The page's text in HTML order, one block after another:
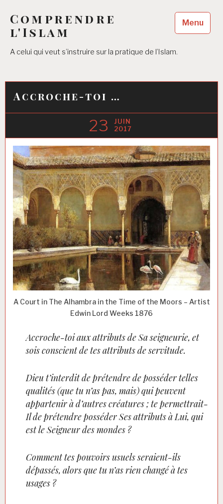
contenu
principal
Comprendre
l'Islam
A celui qui veut s’instruire sur la pratique de l’Islam.
Menu
Accroche-toi …
23
JUIN
2017
A Court in The Alhambra in the Time of the Moors – Artist
Edwin Lord Weeks 1876
Accroche-toi aux attributs de Sa seigneurie, et
sois conscient de tes attributs de servitude.
Dieu t’interdit de prétendre de posséder telles
qualités (que tu n’as pas, mais) qui peuvent
appartenir à d’autres créatures ; te permettrait-
Il de prétendre posséder Ses attributs à Lui, qui
est le Seigneur des mondes ?
Comment tes pouvoirs usuels seraient-ils
dépassés, alors que tu n’as rien changé à tes
usages ?